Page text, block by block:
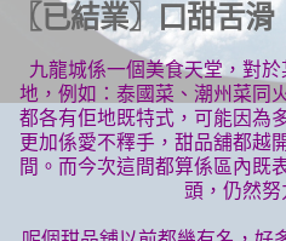
〖已結業〗口甜舌滑
九龍城係一個美食天堂，對
地，例如：泰國菜、潮州菜同
都各有佢地既特式，可能因為
更加係愛不釋手，甜品舖都越
間。而今次這間都算係區內既
頭，仍然努